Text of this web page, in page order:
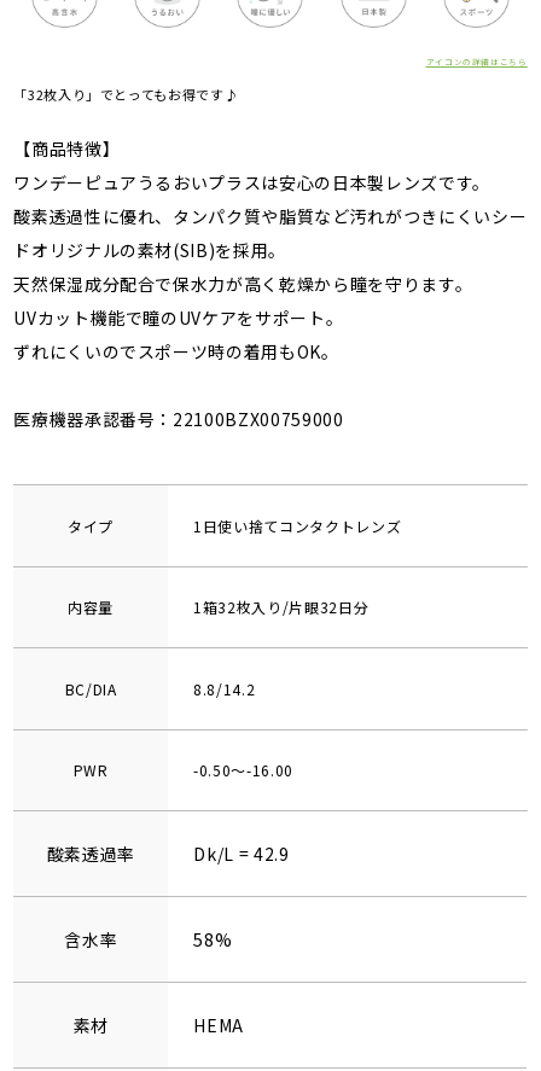
アイコンの詳細はこちら
「32枚入り」でとってもお得です♪
【商品特徴】
ワンデーピュアうるおいプラスは安心の日本製レンズです。
酸素透過性に優れ、タンパク質や脂質など汚れがつきにくいシー
ドオリジナルの素材(SIB)を採用。
天然保湿成分配合で保水力が高く乾燥から瞳を守ります。
UVカット機能で瞳のUVケアをサポート。
ずれにくいのでスポーツ時の着用もOK。
医療機器承認番号：22100BZX00759000
タイプ 1日使い捨てコンタクトレンズ
内容量 1箱32枚入り/片眼32日分
BC/DIA 8.8/14.2
PWR -0.50～-16.00
酸素透過率 Dk/L = 42.9
含水率 58%
素材 HEMA